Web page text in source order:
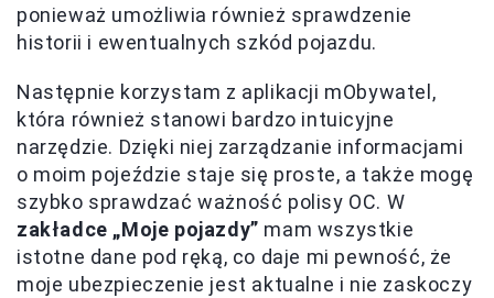
ponieważ umożliwia również sprawdzenie
historii i ewentualnych szkód pojazdu.
Następnie korzystam z aplikacji mObywatel,
która również stanowi bardzo intuicyjne
narzędzie. Dzięki niej zarządzanie informacjami
o moim pojeździe staje się proste, a także mogę
szybko sprawdzać ważność polisy OC. W
zakładce „Moje pojazdy” mam wszystkie
istotne dane pod ręką, co daje mi pewność, że
moje ubezpieczenie jest aktualne i nie zaskoczy